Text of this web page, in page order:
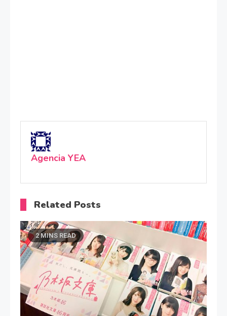
Agencia YEA
Related Posts
2 MINS READ